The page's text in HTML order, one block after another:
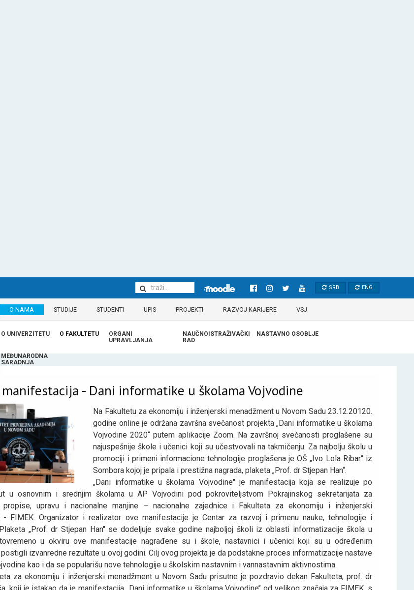
SRB ENG
O NAMA STUDIJE STUDENTI UPIS PROJEKTI RAZVOJ KARIJERE VSJ
O UNIVERZITETU O FAKULTETU
ORGANI
UPRAVLJANJA
NAUČNOISTRAŽIVAČKI
RAD
NASTAVNO OSOBLJE
MEĐUNARODNA
SARADNJA
manifestacija - Dani informatike u školama Vojvodine
Na Fakultetu za ekonomiju i inženjerski menadžment u Novom Sadu 23.12.20120.
godine online je održana završna svečanost projekta „Dani informatike u školama
Vojvodine 2020“ putem aplikacije Zoom. Na završnoj svečanosti proglašene su
najuspešnije škole i učenici koji su učestvovali na takmičenju. Za najbolju školu u
promociji i primeni informacione tehnologije proglašena je OŠ „Ivo Lola Ribar“ iz
Sombora kojoj je pripala i prestižna nagrada, plaketa „Prof. dr Stjepan Han“.
„Dani informatike u školama Vojvodine" je manifestacija koja se realizuje po
u osnovnim i srednjim školama u AP Vojvodini pod pokrovitelјstvom Pokrajinskog sekretarijata za
propise, upravu i nacionalne manjine – nacionalne zajednice i Fakulteta za ekonomiju i inženjerski
- FIMEK. Organizator i realizator ove manifestacije je Centar za razvoj i primenu nauke, tehnologije i
„Prof. dr Stjepan Han" se dodelјuje svake godine najbolјoj školi iz oblasti informatizacije škola u
u okviru ove manifestacije nagrađene su i škole, nastavnici i učenici koji su u određenim
izvanredne rezultate u ovoj godini. Cilј ovog projekta je da podstakne proces informatizacije nastave
kao i da se popularišu nove tehnologije u školskim nastavnim i vannastavnim aktivnostima.
za ekonomiju i inženjerski menadžment u Novom Sadu prisutne je pozdravio dekan Fakulteta, prof. dr